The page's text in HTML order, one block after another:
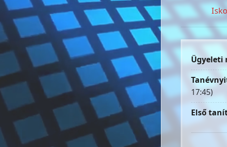
Ügyeleti
17:45)
Első